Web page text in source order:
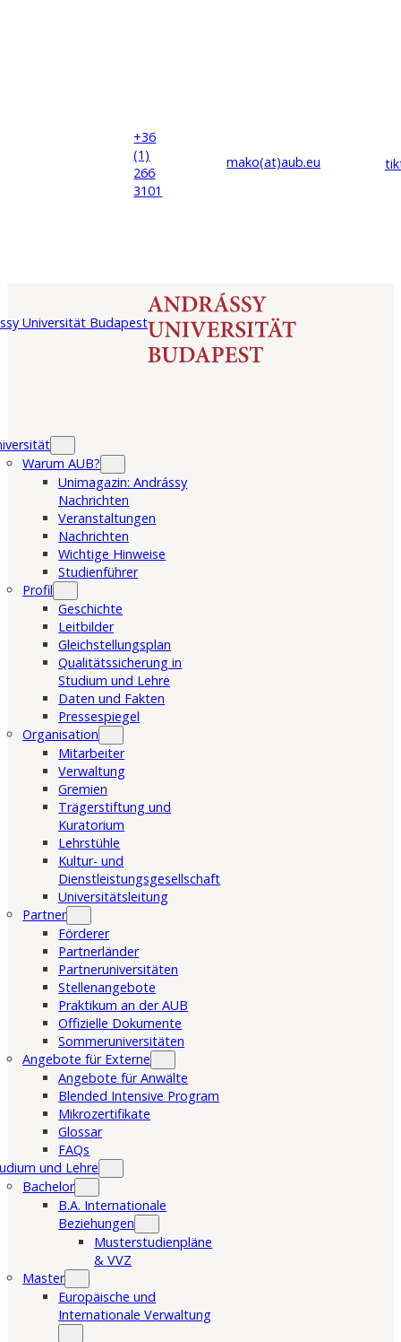
+36
(1)
266
3101
mako(at)aub.eu
Warum AUB?
Unimagazin: Andrássy
Nachrichten
Veranstaltungen
Nachrichten
Wichtige Hinweise
Studienführer
Profil
Geschichte
Leitbilder
Gleichstellungsplan
Qualitätssicherung in
Studium und Lehre
Daten und Fakten
Pressespiegel
Organisation
Mitarbeiter
Verwaltung
Gremien
Trägerstiftung und
Kuratorium
Lehrstühle
Kultur- und
Dienstleistungsgesellschaft
Universitätsleitung
Partner
Förderer
Partnerländer
Partneruniversitäten
Stellenangebote
Praktikum an der AUB
Offizielle Dokumente
Sommeruniversitäten
Angebote für Externe
Angebote für Anwälte
Blended Intensive Program
Mikrozertifikate
Glossar
FAQs
und Lehre
Bachelor
B.A. Internationale
Beziehungen
Musterstudienpläne
& VVZ
Master
Europäische und
Internationale Verwaltung